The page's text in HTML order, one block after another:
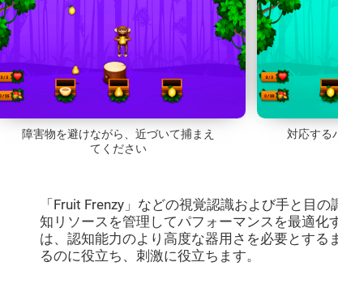
障害物を避けながら、近づいて捕まえ
てください
対応する
「Fruit Frenzy」などの視覚認識および手と目
知リソースを管理してパフォーマンスを最適化
は、認知能力のより高度な器用さを必要とする
るのに役立ち、刺激に役立ちます。